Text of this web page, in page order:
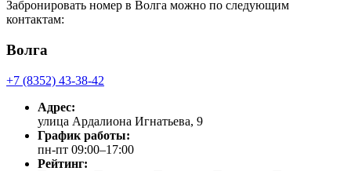
Забронировать номер в Волга можно по следующим
контактам:
Волга
+7 (8352) 43-38-42
Адрес:
улица Ардалиона Игнатьева, 9
График работы:
пн-пт 09:00–17:00
Рейтинг: